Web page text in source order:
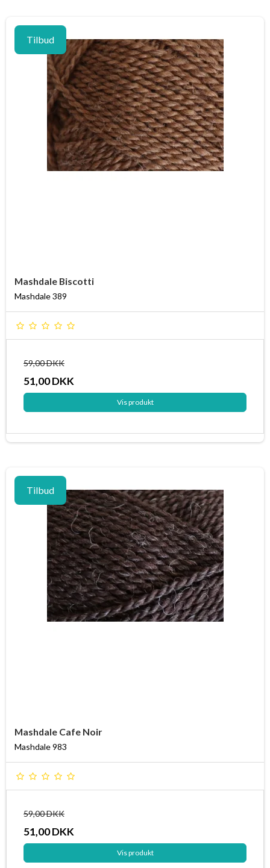
Tilbud
Mashdale Biscotti
Mashdale 389
59,00 DKK
51,00 DKK
Vis produkt
Tilbud
Mashdale Cafe Noir
Mashdale 983
59,00 DKK
51,00 DKK
Vis produkt